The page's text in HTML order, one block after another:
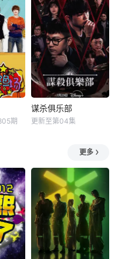
期
谋杀俱乐部
更新至第04集
更多